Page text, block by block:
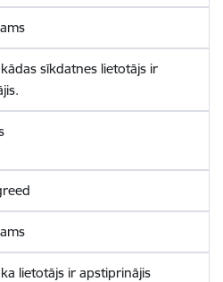
sīkdatnes lietotājs ir
lietotājs ir apstiprinājis